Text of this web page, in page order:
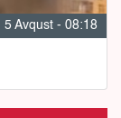
5 Avqust - 08:18